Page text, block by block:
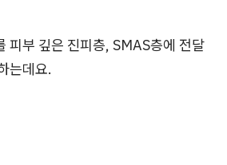
피부 깊은 진피층, SMAS층에 전달
는데요.